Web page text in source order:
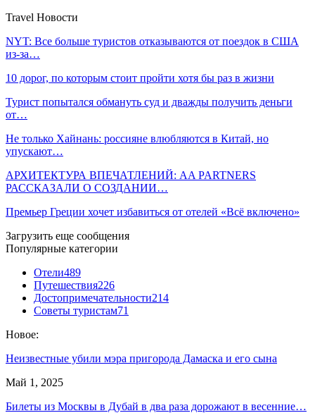
Travel Новости
NYT: Все больше туристов отказываются от поездок в США
из-за…
10 дорог, по которым стоит пройти хотя бы раз в жизни
Турист попытался обмануть суд и дважды получить деньги
от…
Не только Хайнань: россияне влюбляются в Китай, но
упускают…
АРХИТЕКТУРА ВПЕЧАТЛЕНИЙ: AA PARTNERS
РАССКАЗАЛИ О СОЗДАНИИ…
Премьер Греции хочет избавиться от отелей «Всё включено»
Загрузить еще сообщения
Популярные категории
Отели489
Путешествия226
Достопримечательности214
Советы туристам71
Новое:
Неизвестные убили мэра пригорода Дамаска и его сына
Май 1, 2025
Билеты из Москвы в Дубай в два раза дорожают в весенние…